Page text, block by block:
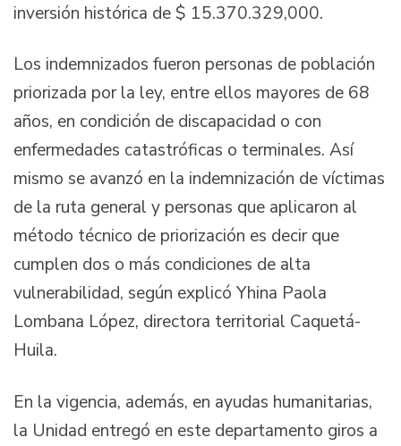
inversión histórica de $ 15.370.329,000.
Los indemnizados fueron personas de población
priorizada por la ley, entre ellos mayores de 68
años, en condición de discapacidad o con
enfermedades catastróficas o terminales. Así
mismo se avanzó en la indemnización de víctimas
de la ruta general y personas que aplicaron al
método técnico de priorización es decir que
cumplen dos o más condiciones de alta
vulnerabilidad, según explicó Yhina Paola
Lombana López, directora territorial Caquetá-
Huila.
En la vigencia, además, en ayudas humanitarias,
la Unidad entregó en este departamento giros a